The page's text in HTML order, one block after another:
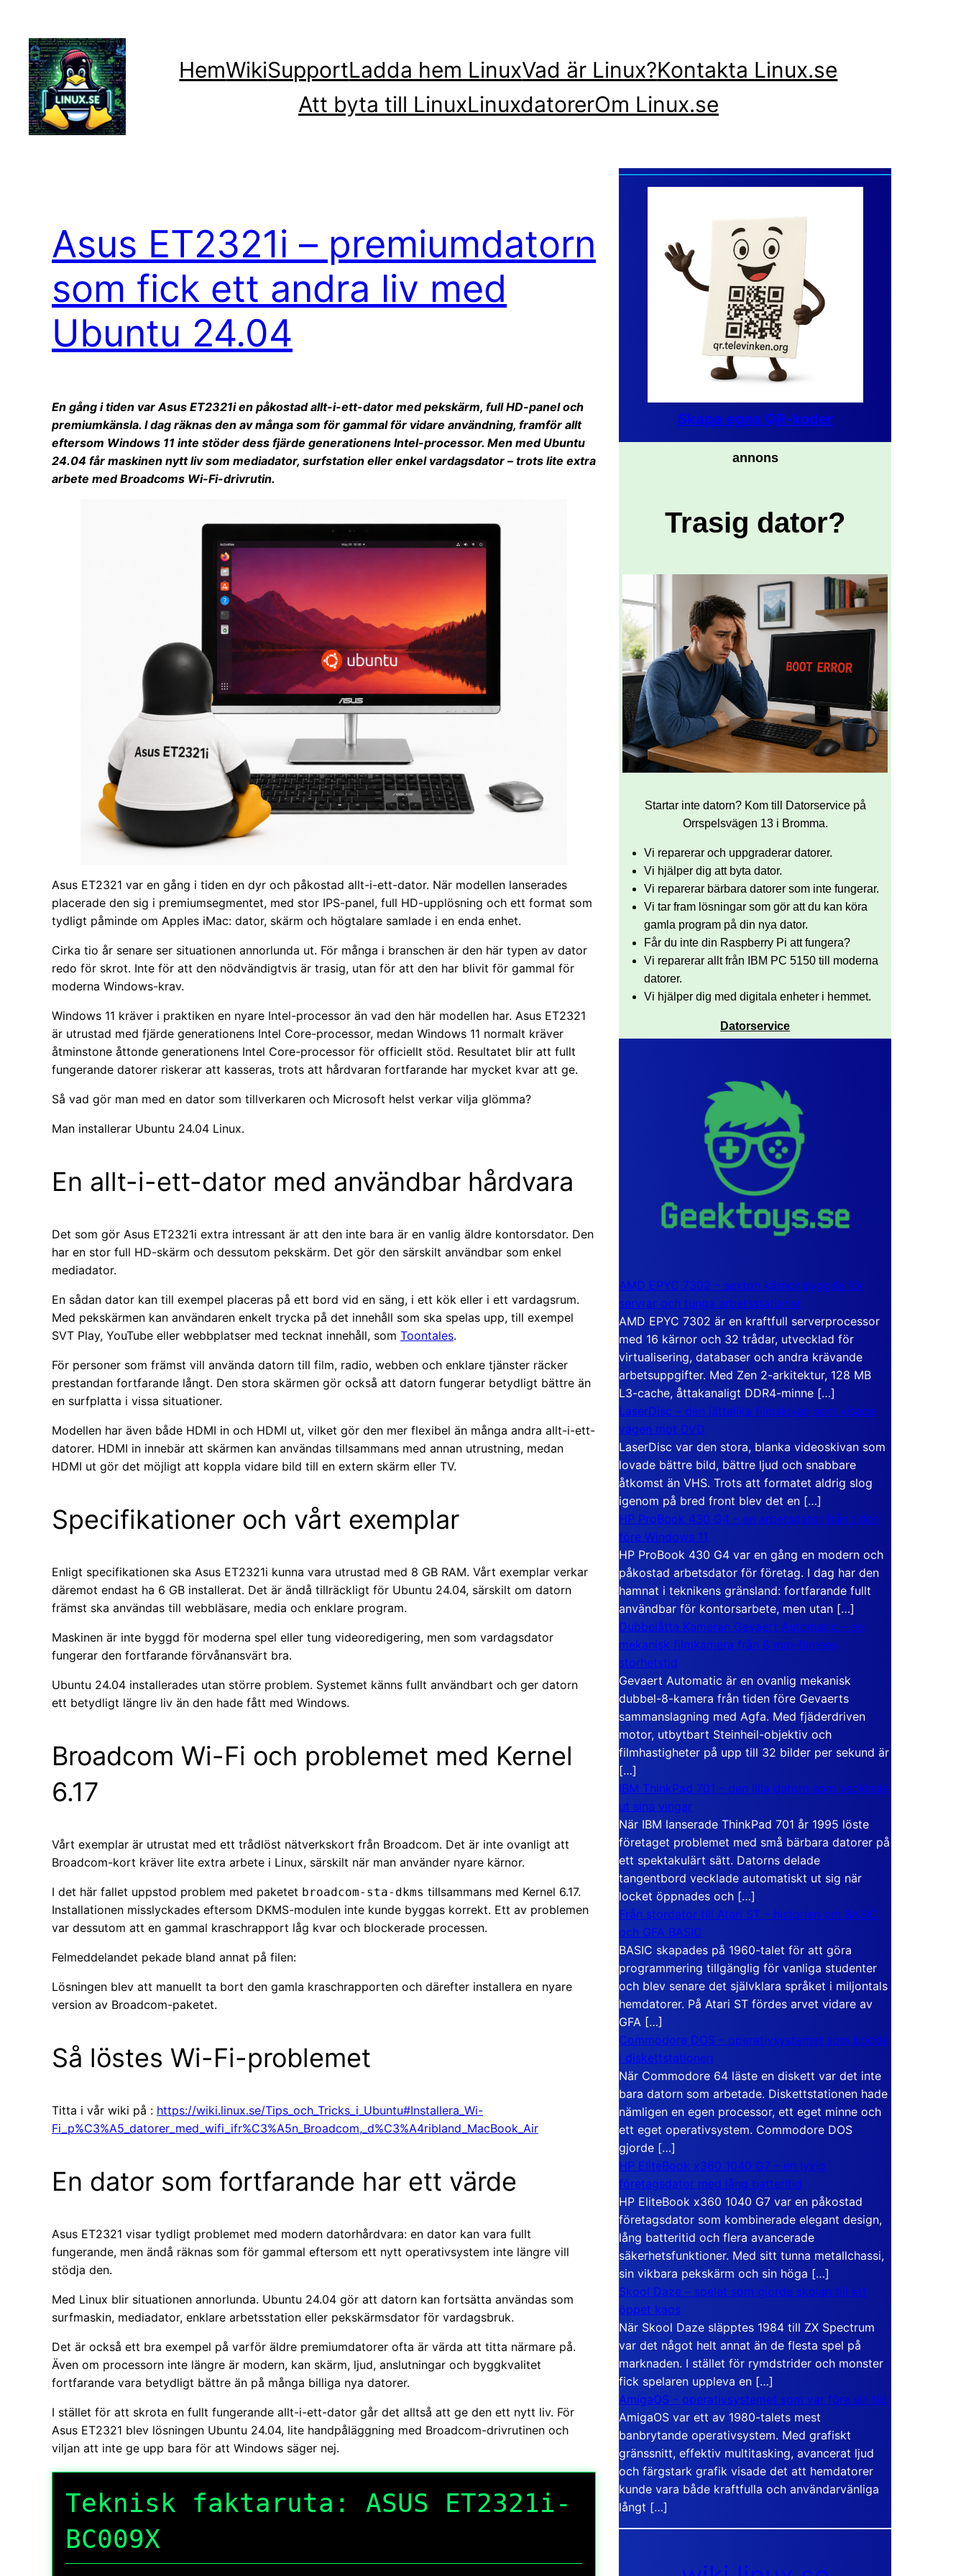
innehåll
HemWikiSupportLadda hem LinuxVad är Linux?Kontakta Linux.se
Att byta till LinuxLinuxdatorerOm Linux.se
Asus ET2321i – premiumdatorn
som fick ett andra liv med
Ubuntu 24.04
En gång i tiden var Asus ET2321i en påkostad allt-i-ett-dator med pekskärm, full HD-panel och
premiumkänsla. I dag räknas den av många som för gammal för vidare användning, framför allt
eftersom Windows 11 inte stöder dess fjärde generationens Intel-processor. Men med Ubuntu
24.04 får maskinen nytt liv som mediadator, surfstation eller enkel vardagsdator – trots lite extra
arbete med Broadcoms Wi-Fi-drivrutin.
Asus ET2321 var en gång i tiden en dyr och påkostad allt-i-ett-dator. När modellen lanserades
placerade den sig i premiumsegmentet, med stor IPS-panel, full HD-upplösning och ett format som
tydligt påminde om Apples iMac: dator, skärm och högtalare samlade i en enda enhet.
Cirka tio år senare ser situationen annorlunda ut. För många i branschen är den här typen av dator
redo för skrot. Inte för att den nödvändigtvis är trasig, utan för att den har blivit för gammal för
moderna Windows-krav.
Windows 11 kräver i praktiken en nyare Intel-processor än vad den här modellen har. Asus ET2321
är utrustad med fjärde generationens Intel Core-processor, medan Windows 11 normalt kräver
åtminstone åttonde generationens Intel Core-processor för officiellt stöd. Resultatet blir att fullt
fungerande datorer riskerar att kasseras, trots att hårdvaran fortfarande har mycket kvar att ge.
Så vad gör man med en dator som tillverkaren och Microsoft helst verkar vilja glömma?
Man installerar Ubuntu 24.04 Linux.
En allt-i-ett-dator med användbar hårdvara
Det som gör Asus ET2321i extra intressant är att den inte bara är en vanlig äldre kontorsdator. Den
har en stor full HD-skärm och dessutom pekskärm. Det gör den särskilt användbar som enkel
mediadator.
En sådan dator kan till exempel placeras på ett bord vid en säng, i ett kök eller i ett vardagsrum.
Med pekskärmen kan användaren enkelt trycka på det innehåll som ska spelas upp, till exempel
SVT Play, YouTube eller webbplatser med tecknat innehåll, som Toontales.
För personer som främst vill använda datorn till film, radio, webben och enklare tjänster räcker
prestandan fortfarande långt. Den stora skärmen gör också att datorn fungerar betydligt bättre än
en surfplatta i vissa situationer.
Modellen har även både HDMI in och HDMI ut, vilket gör den mer flexibel än många andra allt-i-ett-
datorer. HDMI in innebär att skärmen kan användas tillsammans med annan utrustning, medan
HDMI ut gör det möjligt att koppla vidare bild till en extern skärm eller TV.
Specifikationer och vårt exemplar
Enligt specifikationen ska Asus ET2321i kunna vara utrustad med 8 GB RAM. Vårt exemplar verkar
däremot endast ha 6 GB installerat. Det är ändå tillräckligt för Ubuntu 24.04, särskilt om datorn
främst ska användas till webbläsare, media och enklare program.
Maskinen är inte byggd för moderna spel eller tung videoredigering, men som vardagsdator
fungerar den fortfarande förvånansvärt bra.
Ubuntu 24.04 installerades utan större problem. Systemet känns fullt användbart och ger datorn
ett betydligt längre liv än den hade fått med Windows.
Broadcom Wi-Fi och problemet med Kernel
6.17
Vårt exemplar är utrustat med ett trådlöst nätverkskort från Broadcom. Det är inte ovanligt att
Broadcom-kort kräver lite extra arbete i Linux, särskilt när man använder nyare kärnor.
I det här fallet uppstod problem med paketet broadcom-sta-dkms tillsammans med Kernel 6.17.
Installationen misslyckades eftersom DKMS-modulen inte kunde byggas korrekt. Ett av problemen
var dessutom att en gammal kraschrapport låg kvar och blockerade processen.
Felmeddelandet pekade bland annat på filen:
Lösningen blev att manuellt ta bort den gamla kraschrapporten och därefter installera en nyare
version av Broadcom-paketet.
Så löstes Wi-Fi-problemet
Titta i vår wiki på : https://wiki.linux.se/Tips_och_Tricks_i_Ubuntu#Installera_Wi-
Fi_p%C3%A5_datorer_med_wifi_ifr%C3%A5n_Broadcom,_d%C3%A4ribland_MacBook_Air
En dator som fortfarande har ett värde
Asus ET2321 visar tydligt problemet med modern datorhårdvara: en dator kan vara fullt
fungerande, men ändå räknas som för gammal eftersom ett nytt operativsystem inte längre vill
stödja den.
Med Linux blir situationen annorlunda. Ubuntu 24.04 gör att datorn kan fortsätta användas som
surfmaskin, mediadator, enklare arbetsstation eller pekskärmsdator för vardagsbruk.
Det är också ett bra exempel på varför äldre premiumdatorer ofta är värda att titta närmare på.
Även om processorn inte längre är modern, kan skärm, ljud, anslutningar och byggkvalitet
fortfarande vara betydligt bättre än på många billiga nya datorer.
I stället för att skrota en fullt fungerande allt-i-ett-dator går det alltså att ge den ett nytt liv. För
Asus ET2321 blev lösningen Ubuntu 24.04, lite handpåläggning med Broadcom-drivrutinen och
viljan att inte ge upp bara för att Windows säger nej.
Teknisk faktaruta: ASUS ET2321i-
BC009X
Skapa egna QR-koder
annons
Trasig dator?
Startar inte datorn? Kom till Datorservice på
Orrspelsvägen 13 i Bromma.
Vi reparerar och uppgraderar datorer.
Vi hjälper dig att byta dator.
Vi reparerar bärbara datorer som inte fungerar.
Vi tar fram lösningar som gör att du kan köra
gamla program på din nya dator.
Får du inte din Raspberry Pi att fungera?
Vi reparerar allt från IBM PC 5150 till moderna
datorer.
Vi hjälper dig med digitala enheter i hemmet.
Datorservice
AMD EPYC 7302 – sexton kärnor byggda för
servrar och tunga arbetsstationer
AMD EPYC 7302 är en kraftfull serverprocessor
med 16 kärnor och 32 trådar, utvecklad för
virtualisering, databaser och andra krävande
arbetsuppgifter. Med Zen 2-arkitektur, 128 MB
L3-cache, åttakanaligt DDR4-minne […]
LaserDisc – den jättelika filmskivan som visade
vägen mot DVD
LaserDisc var den stora, blanka videoskivan som
lovade bättre bild, bättre ljud och snabbare
åtkomst än VHS. Trots att formatet aldrig slog
igenom på bred front blev det en […]
HP ProBook 430 G4 – en arbetsdator från tiden
före Windows 11
HP ProBook 430 G4 var en gång en modern och
påkostad arbetsdator för företag. I dag har den
hamnat i teknikens gränsland: fortfarande fullt
användbar för kontorsarbete, men utan […]
Dubbelåtta Kameran Gevaert Automatic – en
mekanisk filmkamera från 8 mm-filmens
storhetstid
Gevaert Automatic är en ovanlig mekanisk
dubbel-8-kamera från tiden före Gevaerts
sammanslagning med Agfa. Med fjäderdriven
motor, utbytbart Steinheil-objektiv och
filmhastigheter på upp till 32 bilder per sekund är
[…]
IBM ThinkPad 701 – den lilla datorn som vecklade
ut sina vingar
När IBM lanserade ThinkPad 701 år 1995 löste
företaget problemet med små bärbara datorer på
ett spektakulärt sätt. Datorns delade
tangentbord vecklade automatiskt ut sig när
locket öppnades och […]
Från stordator till Atari ST – historien om BASIC
och GFA BASIC
BASIC skapades på 1960-talet för att göra
programmering tillgänglig för vanliga studenter
och blev senare det självklara språket i miljontals
hemdatorer. På Atari ST fördes arvet vidare av
GFA […]
Commodore DOS – operativsystemet som bodde
i diskettstationen
När Commodore 64 läste en diskett var det inte
bara datorn som arbetade. Diskettstationen hade
nämligen en egen processor, ett eget minne och
ett eget operativsystem. Commodore DOS
gjorde […]
HP EliteBook x360 1040 G7 – en lyxig
företagsdator med lång batteritid
HP EliteBook x360 1040 G7 var en påkostad
företagsdator som kombinerade elegant design,
lång batteritid och flera avancerade
säkerhetsfunktioner. Med sitt tunna metallchassi,
sin vikbara pekskärm och sin höga […]
Skool Daze – spelet som gjorde skolan till ett
öppet kaos
När Skool Daze släpptes 1984 till ZX Spectrum
var det något helt annat än de flesta spel på
marknaden. I stället för rymdstrider och monster
fick spelaren uppleva en […]
AmigaOS – operativsystemet som var före sin tid
AmigaOS var ett av 1980-talets mest
banbrytande operativsystem. Med grafiskt
gränssnitt, effektiv multitasking, avancerat ljud
och färgstark grafik visade det att hemdatorer
kunde vara både kraftfulla och användarvänliga
långt […]